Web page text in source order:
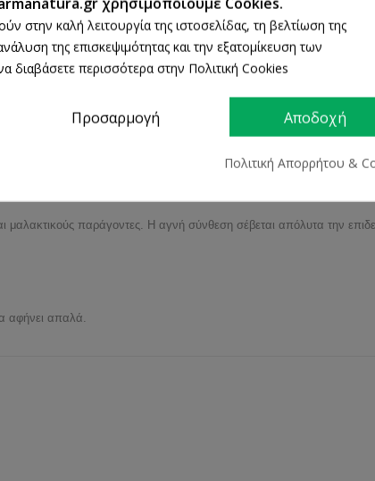
παράγοντες. Η αγνή σύνθεση σέβεται απόλυτα την
αφήνει απαλά.
στην καλή λειτουργία της ιστοσελίδας, τη βελτίωση της
της επισκεψιμότητας και την εξατομίκευση των
διαβάσετε περισσότερα στην Πολιτική Cookies
Προσαρμογή Αποδοχή
Πολιτική Απορρήτου &